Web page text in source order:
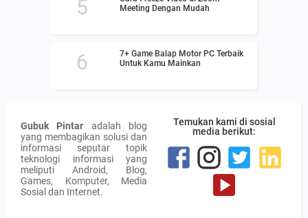
Meeting Dengan Mudah
7+ Game Balap Motor PC Terbaik
Untuk Kamu Mainkan
Gubuk Pintar adalah blog
yang membagikan solusi dan
informasi seputar topik
teknologi informasi yang
meliputi Android, Blog,
Games, Komputer, Media
Sosial dan Internet.
Temukan kami di sosial
media berikut: